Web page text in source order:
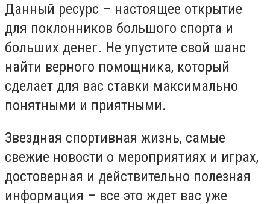
Данный ресурс – настоящее открытие
для поклонников большого спорта и
больших денег. Не упустите свой шанс
найти верного помощника, который
сделает для вас ставки максимально
понятными и приятными.
Звездная спортивная жизнь, самые
свежие новости о мероприятиях и играх,
достоверная и действительно полезная
информация – все это ждет вас уже